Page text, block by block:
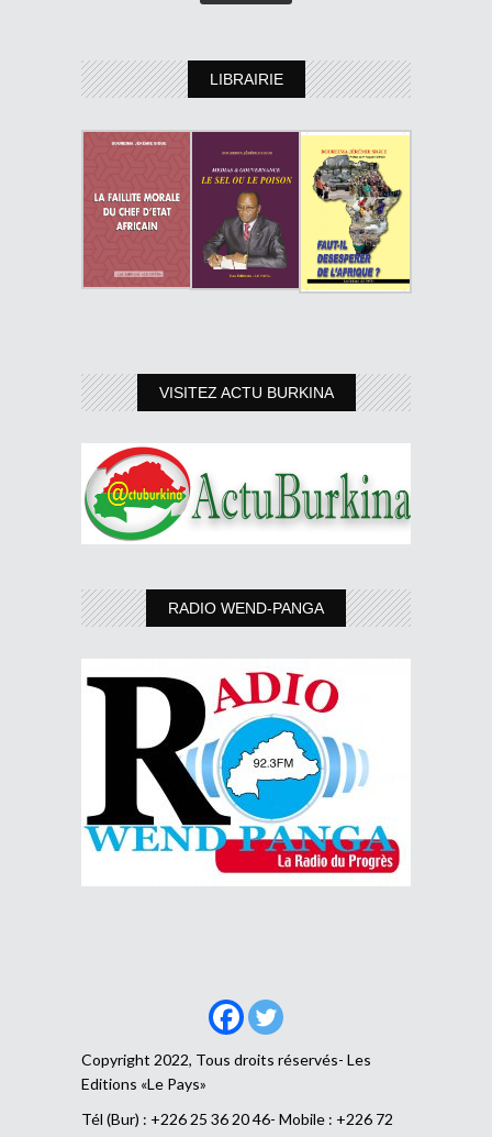
LIBRAIRIE
VISITEZ ACTU BURKINA
RADIO WEND-PANGA
Copyright 2022, Tous droits réservés- Les
Editions «Le Pays»
Tél (Bur) : +226 25 36 20 46- Mobile : +226 72